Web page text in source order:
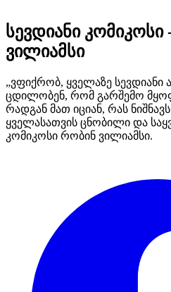
სევდიანი კომიკოსი
ვილიამსი
„ვფიქრობ, ყველაზე სევდიანი
ცდილობენ, რომ გარშემო
რადგან მათ იციან, რას
ყველასათვის ცნობილი და
კომიკოსი რობინ ვილიამსი.